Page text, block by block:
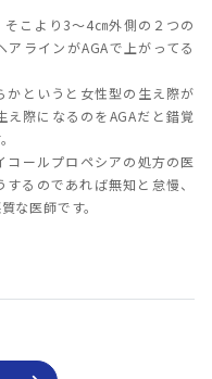
こより3～4㎝外側の２つの
ラインがAGAで上がってる
かというと女性型の生え際が
際になるのをAGAだと錯覚
ールプロペシアの処方の医
るのであれば無知と怠慢、
な医師です。